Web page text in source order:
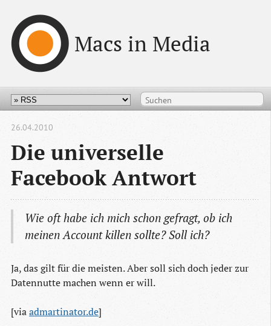
Macs in Media
Die universelle
Facebook Antwort
26.04.2010
Wie oft habe ich mich schon gefragt, ob ich
meinen Account killen sollte? Soll ich?
Ja, das gilt für die meisten. Aber soll sich doch jeder zur
Datennutte machen wenn er will.
[viaadmartinator.de]